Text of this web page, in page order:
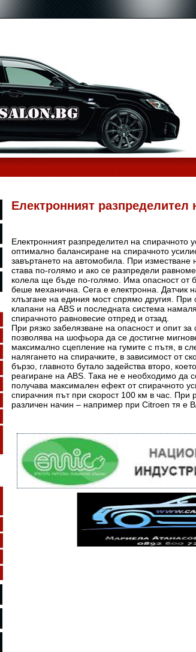
Електронният разпределител
Електронният разпределител на спирачното
оптимално балансиране на спирачното
завъртането на автомобила. При
става по-голямо и ако се разпредели
колела ще бъде по-голямо. Има опасност от
беше механична. Сега е електронна. Датчик
хлъзгане на единия мост спрямо другия. При
клапани на ABS и последната система
спирачното равновесие отпред и отзад.
При рязко забелязване на опасност и опит
позволява на шофьора да се достигне
максимално сцепление на гумите с пътя, в
налягането на спирачките, в зависимост от
бързо, главното бутало задейства второ,
реагиране на ABS. Така не е необходимо да
получава максимален ефект от спирачното
спирачния път при скорост 100 км в час. При
различен начин – например при Citroen тя е